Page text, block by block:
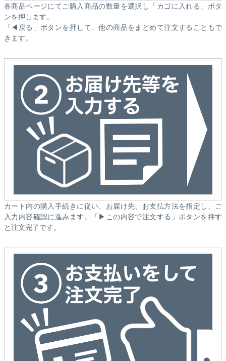
各商品ページにてご購入商品の数量を選択し「カゴに入れる」ボタ
ンを押します。
「◀戻る」ボタンを押して、他の商品をまとめて注文することもで
きます。
カート内の購入手続きに従い、お届け先、お支払方法を指定し、ご
入力内容確認に進みます。「▶この内容で注文する」ボタンを押す
と注文完了です。